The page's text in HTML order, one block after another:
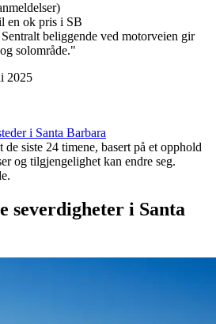
en ok pris i SB
beliggende ved motorveien gir
solområde."
2025
i Santa Barbara
siste 24 timene, basert på et opphold
og tilgjengelighet kan endre seg.
i Santa